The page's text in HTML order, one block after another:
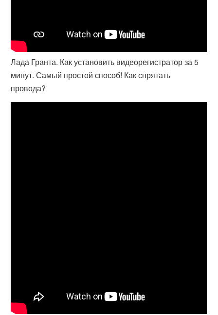
Лада Гранта. Как установить видеорегистратор за 5
минут. Самый простой способ! Как спрятать
провода?